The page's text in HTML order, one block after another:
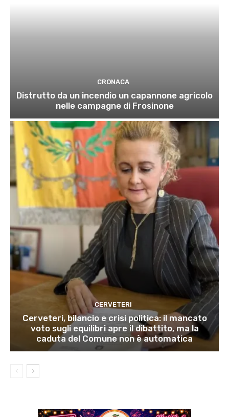
CRONACA
Distrutto da un incendio un capannone agricolo
nelle campagne di Frosinone
CERVETERI
Cerveteri, bilancio e crisi politica: il mancato
voto sugli equilibri apre il dibattito, ma la
caduta del Comune non è automatica